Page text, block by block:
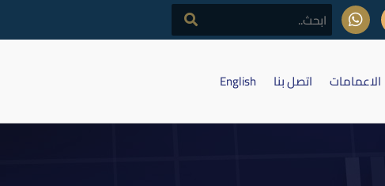
الاعمامات اتصل بنا English